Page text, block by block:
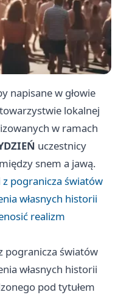
napisane w głowie
lokalnej
w ramach
uczestnicy
snem a jawą.
z pogranicza światów
własnych historii
realizm
pogranicza światów
własnych historii
pod tytułem